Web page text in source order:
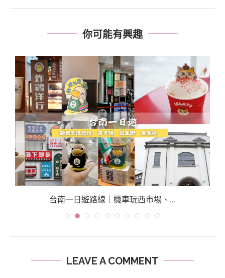
你可能有興趣
台南一日遊路線｜機車玩西市場、...
LEAVE A COMMENT